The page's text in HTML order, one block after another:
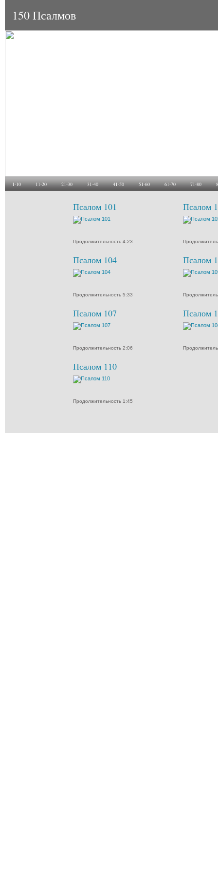
150 Псалмов
1-10 11-20 21-30 31-40 41-50 51-60 61-70 71-80
Псалом 101
Продолжительность 4:23
Псалом
Псалом 104
Продолжительность 5:33
Псалом
Псалом 107
Продолжительность 2:06
Псалом
Псалом 110
Продолжительность 1:45